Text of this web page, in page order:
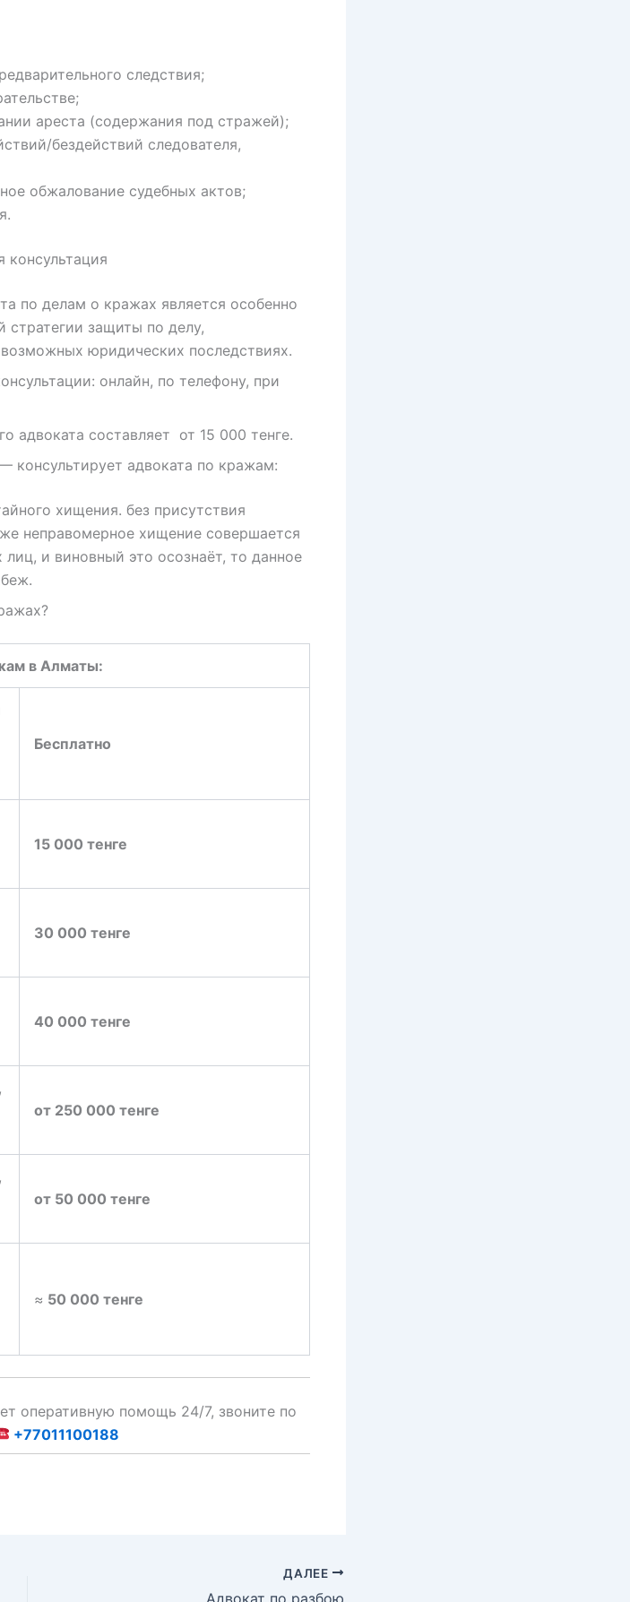
следствия;
ареста (содержания под стражей);
бездействий следователя,
обжалование судебных актов;
по делам о кражах является особенно
стратегии защиты по делу,
юридических последствиях.
онлайн, по телефону, при
адвоката составляет от 15 000 тенге.
консультирует адвоката по кражам:
хищения. без присутствия
неправомерное хищение совершается
и виновный это осознаёт, то данное
в Алматы:
Бесплатно
15 000 тенге
30 000 тенге
40 000 тенге
от 250 000 тенге
от 50 000 тенге
≈ 50 000 тенге
оперативную помощь 24/7, звоните по
+77011100188
ДАЛЕЕ